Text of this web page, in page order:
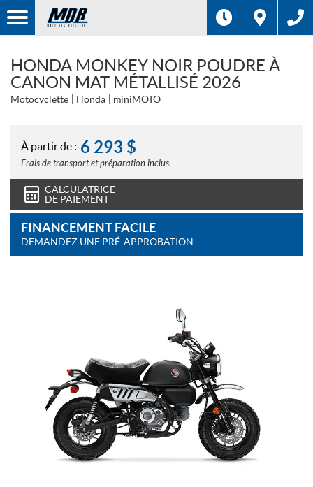
HONDA MONKEY NOIR POUDRE À
CANON MAT MÉTALLISÉ 2026
Motocyclette Honda miniMOTO
À partir de : 6 293 $
Frais de transport et préparation inclus.
CALCULATRICE
DE PAIEMENT
FINANCEMENT FACILE
DEMANDEZ UNE PRÉ-APPROBATION